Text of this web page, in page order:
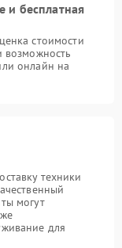
и бесплатная
стоимости
возможность
онлайн на
техники
могут
для